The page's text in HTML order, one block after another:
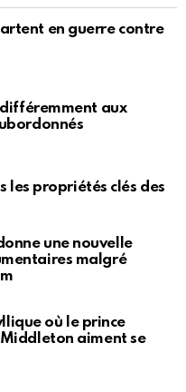
en guerre contre
aux
les propriétés clés des
une nouvelle
malgré
où le prince
aiment se